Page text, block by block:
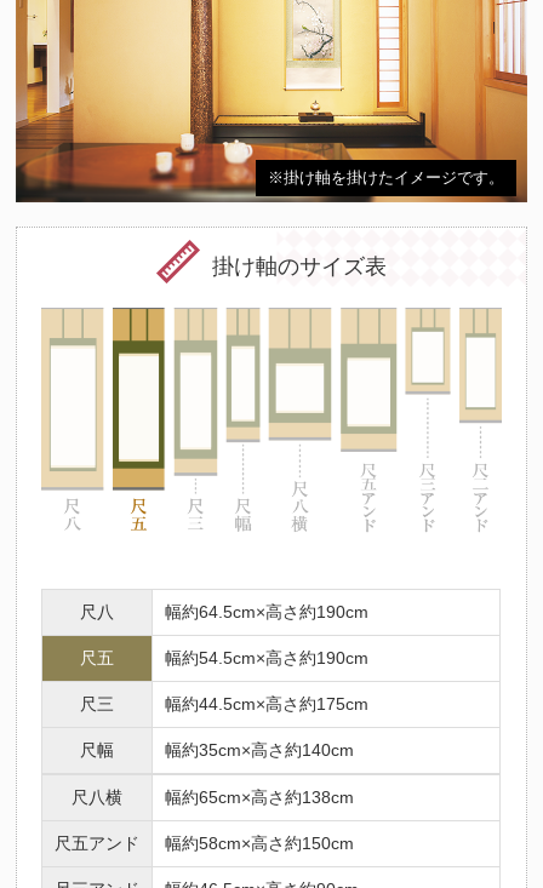
※掛け軸を掛けたイメージです。
掛け軸のサイズ表
尺八 幅約64.5cm×高さ約190cm
尺五 幅約54.5cm×高さ約190cm
尺三 幅約44.5cm×高さ約175cm
尺幅 幅約35cm×高さ約140cm
尺八横 幅約65cm×高さ約138cm
尺五アンド 幅約58cm×高さ約150cm